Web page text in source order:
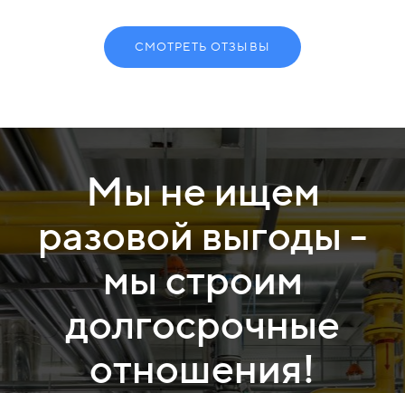
СМОТРЕТЬ ОТЗЫВЫ
Мы не ищем
разовой выгоды -
мы строим
долгосрочные
отношения!